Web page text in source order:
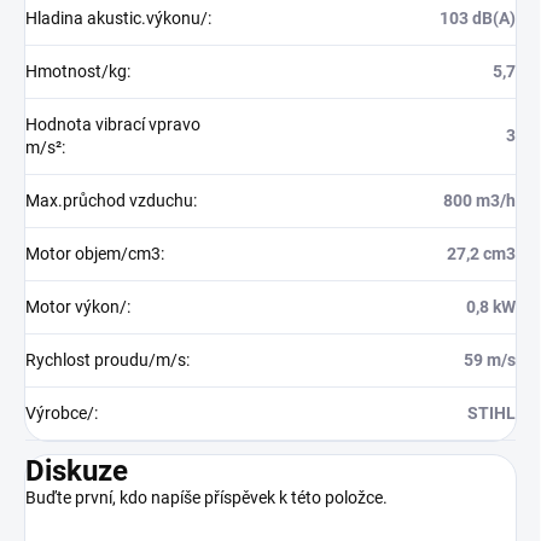
Hladina akustic.výkonu/: 103 dB(A)
Hmotnost/kg: 5,7
Hodnota vibrací vpravo
m/s²:
3
Max.průchod vzduchu: 800 m3/h
Motor objem/cm3: 27,2 cm3
Motor výkon/: 0,8 kW
Rychlost proudu/m/s: 59 m/s
Výrobce/: STIHL
Diskuze
Buďte první, kdo napíše příspěvek k této položce.